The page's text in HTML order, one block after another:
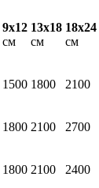
9х12
см
13х18
см
18х24
см
1500 1800 2100
1800 2100 2700
1800 2100 2400